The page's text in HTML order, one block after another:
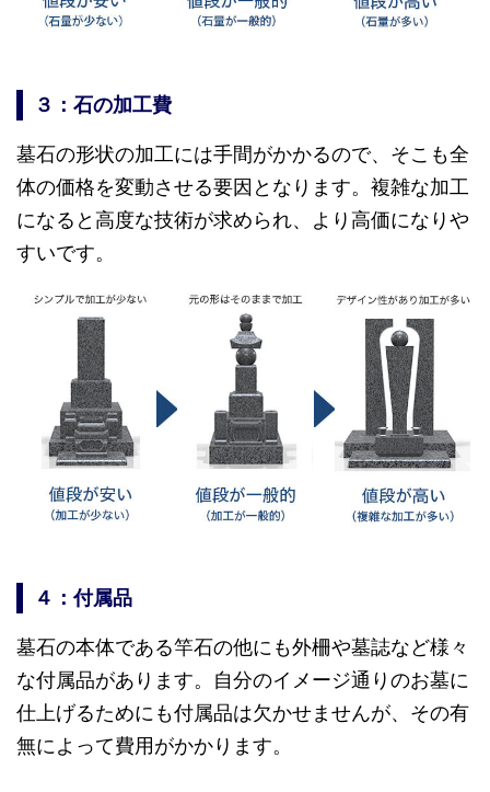
３：石の加工費
墓石の形状の加工には手間がかかるので、そこも全
体の価格を変動させる要因となります。複雑な加工
になると高度な技術が求められ、より高価になりや
すいです。
４：付属品
墓石の本体である竿石の他にも外柵や墓誌など様々
な付属品があります。自分のイメージ通りのお墓に
仕上げるためにも付属品は欠かせませんが、その有
無によって費用がかかります。